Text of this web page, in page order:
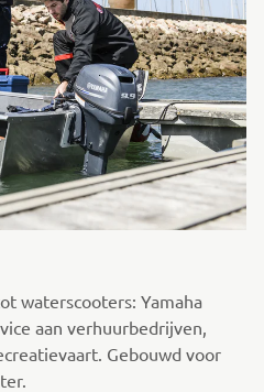
waterscooters: Yamaha
aan verhuurbedrijven,
Gebouwd voor